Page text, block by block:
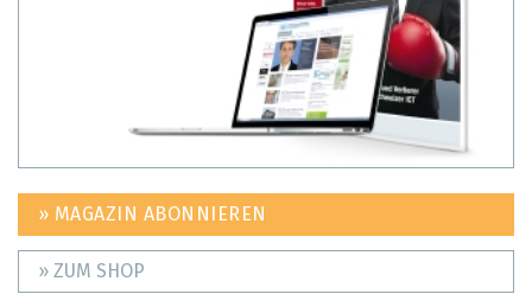
» MAGAZIN ABONNIEREN
» ZUM SHOP